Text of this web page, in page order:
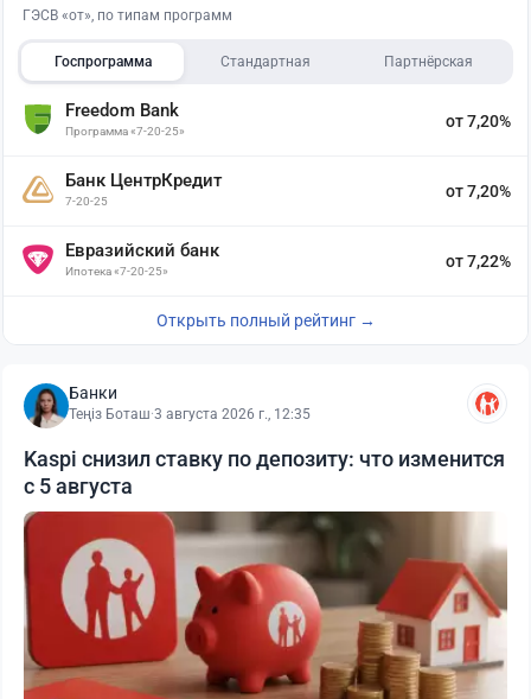
ГЭСВ «от», по типам программ
Госпрограмма Стандартная Партнёрская
Freedom Bank
Программа «7-20-25»
от 7,20%
Банк ЦентрКредит
7-20-25
от 7,20%
Евразийский банк
Ипотека «7-20-25»
от 7,22%
Открыть полный рейтинг →
Банки
Теңіз Боташ·3 августа 2026 г., 12:35
Kaspi снизил ставку по депозиту: что изменится
с 5 августа